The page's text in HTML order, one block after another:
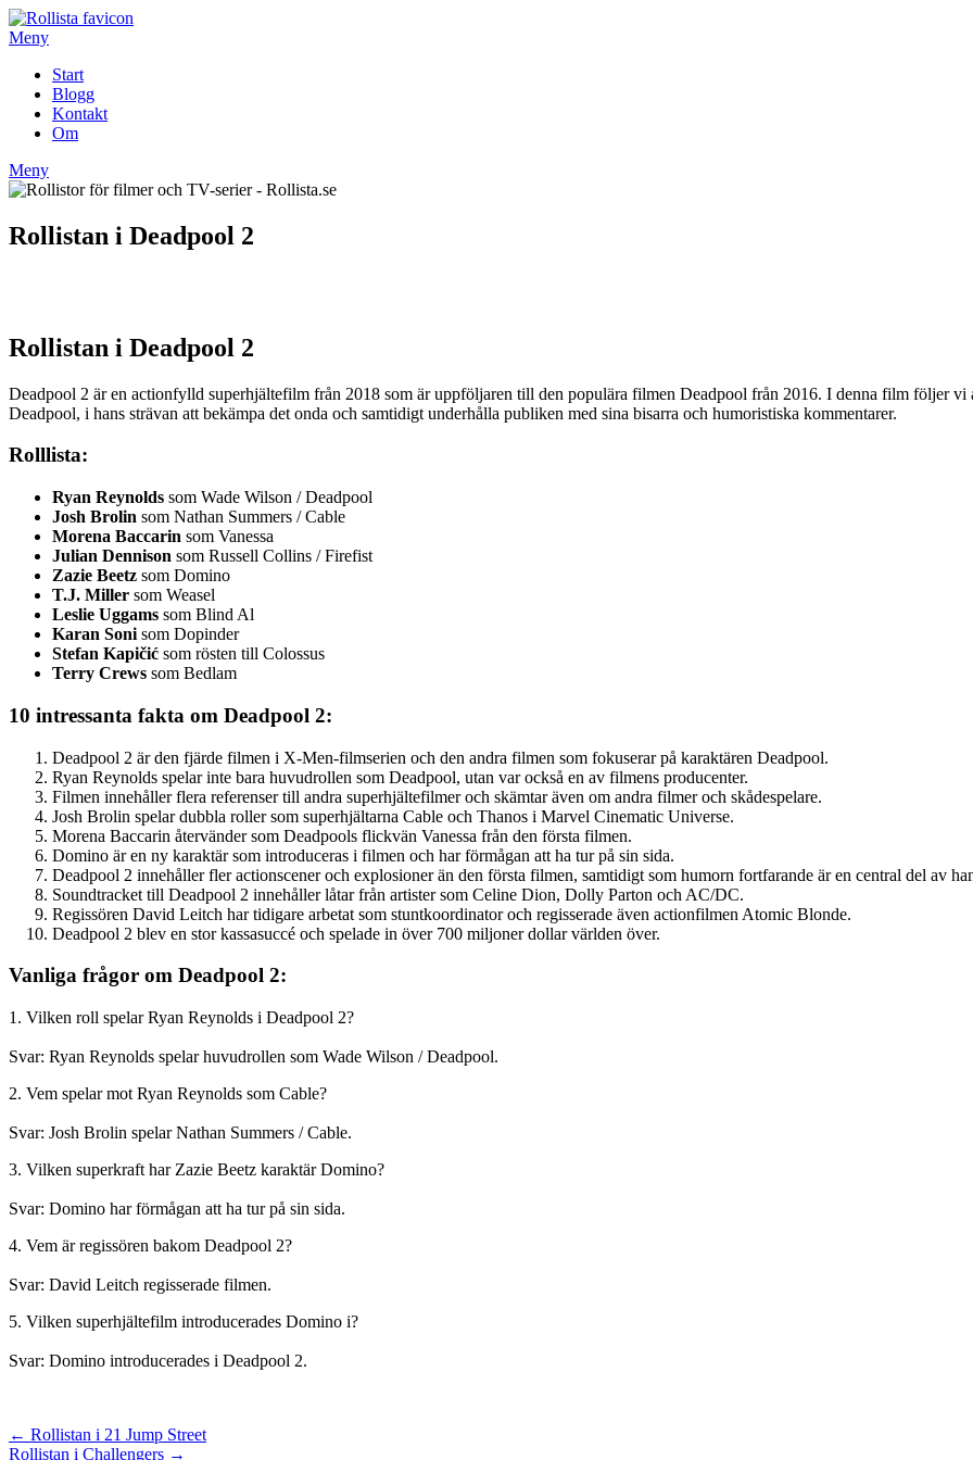
Hoppa
till
Meny
Start
Blogg
Kontakt
Om
Meny
Rollistan i Deadpool 2
Rollistan i Deadpool 2
Deadpool 2 är en actionfylld superhjältefilm från 2018 som är uppföljaren till den populära filmen Deadpool från 2016. I denna film följer vi
Deadpool, i hans strävan att bekämpa det onda och samtidigt underhålla publiken med sina bisarra och humoristiska kommentarer.
Rolllista:
Ryan Reynolds som Wade Wilson / Deadpool
Josh Brolin som Nathan Summers / Cable
Morena Baccarin som Vanessa
Julian Dennison som Russell Collins / Firefist
Zazie Beetz som Domino
T.J. Miller som Weasel
Leslie Uggams som Blind Al
Karan Soni som Dopinder
Stefan Kapičić som rösten till Colossus
Terry Crews som Bedlam
10 intressanta fakta om Deadpool 2:
Deadpool 2 är den fjärde filmen i X-Men-filmserien och den andra filmen som fokuserar på karaktären Deadpool.
Ryan Reynolds spelar inte bara huvudrollen som Deadpool, utan var också en av filmens producenter.
Filmen innehåller flera referenser till andra superhjältefilmer och skämtar även om andra filmer och skådespelare.
Josh Brolin spelar dubbla roller som superhjältarna Cable och Thanos i Marvel Cinematic Universe.
Morena Baccarin återvänder som Deadpools flickvän Vanessa från den första filmen.
Domino är en ny karaktär som introduceras i filmen och har förmågan att ha tur på sin sida.
Deadpool 2 innehåller fler actionscener och explosioner än den första filmen, samtidigt som humorn fortfarande är en central del av
Soundtracket till Deadpool 2 innehåller låtar från artister som Celine Dion, Dolly Parton och AC/DC.
Regissören David Leitch har tidigare arbetat som stuntkoordinator och regisserade även actionfilmen Atomic Blonde.
Deadpool 2 blev en stor kassasuccé och spelade in över 700 miljoner dollar världen över.
Vanliga frågor om Deadpool 2:
1. Vilken roll spelar Ryan Reynolds i Deadpool 2?
Svar: Ryan Reynolds spelar huvudrollen som Wade Wilson / Deadpool.
2. Vem spelar mot Ryan Reynolds som Cable?
Svar: Josh Brolin spelar Nathan Summers / Cable.
3. Vilken superkraft har Zazie Beetz karaktär Domino?
Svar: Domino har förmågan att ha tur på sin sida.
4. Vem är regissören bakom Deadpool 2?
Svar: David Leitch regisserade filmen.
5. Vilken superhjältefilm introducerades Domino i?
Svar: Domino introducerades i Deadpool 2.
Inläggsnavigering
← Rollistan i 21 Jump Street
Rollistan i Challengers →